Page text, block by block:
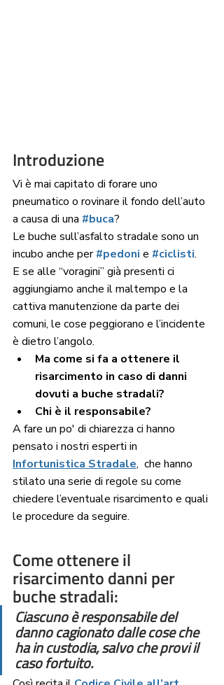
Introduzione
Vi è mai capitato di forare uno
pneumatico o rovinare il fondo dell’auto
a causa di una #buca?
Le buche sull’asfalto stradale sono un
incubo anche per #pedoni e #ciclisti.
E se alle “voragini” già presenti ci
aggiungiamo anche il maltempo e la
cattiva manutenzione da parte dei
comuni, le cose peggiorano e l’incidente
è dietro l’angolo.
Ma come si fa a ottenere il
risarcimento in caso di danni
dovuti a buche stradali?
Chi è il responsabile?
A fare un po' di chiarezza ci hanno
pensato i nostri esperti in
Infortunistica Stradale,  che hanno
stilato una serie di regole su come
chiedere l’eventuale risarcimento e quali
le procedure da seguire.
Come ottenere il
risarcimento danni per
buche stradali:
Ciascuno è responsabile del
danno cagionato dalle cose che
ha in custodia, salvo che provi il
caso fortuito.